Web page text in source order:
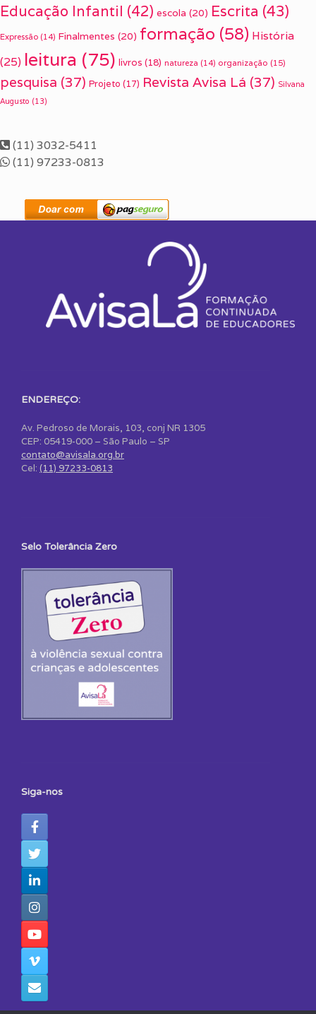
Educação Infantil (42) escola (20) Escrita (43)
Expressão (14) Finalmentes (20) formação (58) História
(25) leitura (75) livros (18) natureza (14) organização (15)
pesquisa (37) Projeto (17) Revista Avisa Lá (37) Silvana
Augusto (13)
(11) 3032-5411
(11) 97233-0813
ENDEREÇO:
Av. Pedroso de Morais, 103, conj NR 1305
CEP: 05419-000 – São Paulo – SP
contato@avisala.org.br
Cel: (11) 97233-0813
Selo Tolerância Zero
Siga-nos